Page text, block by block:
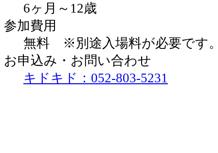
6ヶ月～12歳
参加費用
無料 ※別途入場料が必要です
お申込み・お問い合わせ
キドキド：052-803-5231